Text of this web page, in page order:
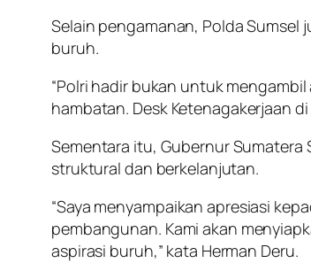
Selain pengamanan, Polda Sumsel
buruh.
“Polri hadir bukan untuk
hambatan. Desk Ketenagakerjaan
Sementara itu, Gubernur
struktural dan berkelanjutan.
“Saya menyampaikan apresiasi
pembangunan. Kami akan
aspirasi buruh,” kata Herman Deru.